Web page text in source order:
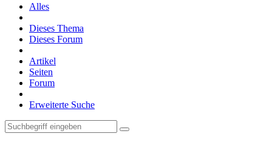
Alles
Dieses Thema
Dieses Forum
Artikel
Seiten
Forum
Erweiterte Suche